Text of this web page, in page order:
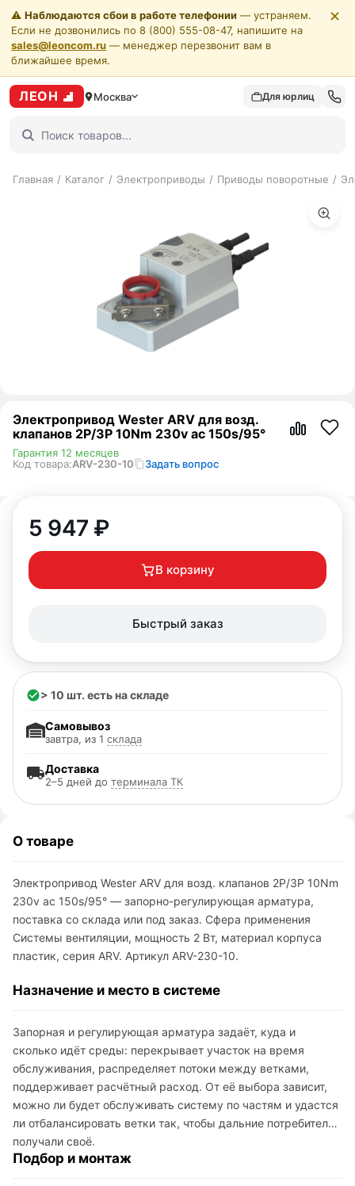
⚠️ Наблюдаются сбои в работе телефонии — устраняем.
Если не дозвонились по 8 (800) 555-08-47, напишите на
sales@leoncom.ru — менеджер перезвонит вам в
ближайшее время.
✕
ЛЕОН Москва Для юрлиц
Главная / Каталог / Электроприводы / Приводы поворотные /
Электропривод Wester ARV для возд.
клапанов 2P/3P 10Nm 230v ac 150s/95°
Код товара:ARV-230-10 Задать вопрос
Гарантия 12 месяцев
5 947 ₽
В корзину
Быстрый заказ
> 10 шт. есть на складе
Доставка
2–5 дней до терминала ТК
Самовывоз
завтра, из 1 склада
О товаре
Электропривод Wester ARV для возд. клапанов 2P/3P 10Nm
230v ac 150s/95° — запорно-регулирующая арматура,
поставка со склада или под заказ. Сфера применения
Системы вентиляции, мощность 2 Вт, материал корпуса
пластик, серия ARV. Артикул ARV-230-10.
Назначение и место в системе
Запорная и регулирующая арматура задаёт, куда и
сколько идёт среды: перекрывает участок на время
обслуживания, распределяет потоки между ветками,
поддерживает расчётный расход. От её выбора зависит,
можно ли будет обслуживать систему по частям и удастся
ли отбалансировать ветки так, чтобы дальние потребители
получали своё.
Подбор и монтаж